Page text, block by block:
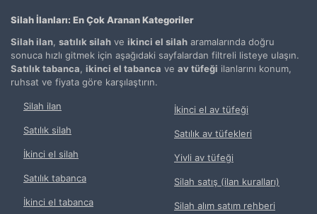
Silah İlanları: En Çok Aranan Kategoriler
Silah ilan, satılık silah ve ikinci el silah aramalarında doğru
sonuca hızlı gitmek için aşağıdaki sayfalardan filtreli listeye ulaşın.
Satılık tabanca, ikinci el tabanca ve av tüfeği ilanlarını konum,
ruhsat ve fiyata göre karşılaştırın.
Silah ilan
Satılık silah
İkinci el silah
Satılık tabanca
İkinci el tabanca
İkinci el av tüfeği
Satılık av tüfekleri
Yivli av tüfeği
Silah satış (ilan kuralları)
Silah alım satım rehberi